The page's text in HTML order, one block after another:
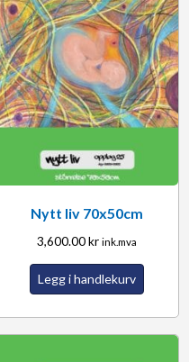
Nytt liv 70x50cm
3,600.00kr ink.mva
Legg i handlekurv